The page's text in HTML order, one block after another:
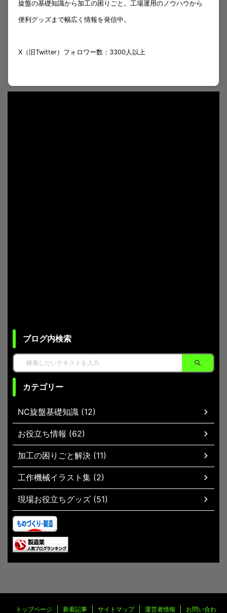
旋盤の基礎知識から加工の困りごと。工場運用のノウハウから
便利グッズまで幅広く情報を発信中。
X（旧Twitter）フォロワー数：3300人以上
ブログ内検索
カテゴリー
NC旋盤基礎知識 (12)
お役立ち情報 (62)
加工の困りごと解決 (11)
工作機械イラスト集 (2)
現場お役立ちグッズ (51)
トップページ 新着記事 サイトマップ 運営者情報 お問い合わ